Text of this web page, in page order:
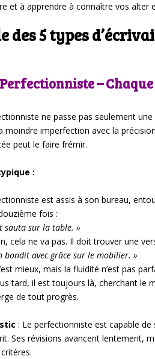
et à apprendre à connaître vos alter
des 5 types
–
ne passe pas seulement
moindre imperfection avec la
peut le faire frémir.
:
est assis à son bureau,
fois :
sauta sur la table. »
cela ne va pas. Il doit trouver une
bondit avec grâce sur le mobilier. »
mieux, mais la fluidité n’est pas
tard, il est toujours là, cherchant le
de tout progrès.
: Le perfectionniste est capable de
Ses révisions avancent lentement,